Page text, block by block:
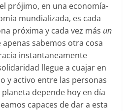
prójimo, en una economía-
mundializada, es cada
próxima y cada vez más un
apenas sabemos otra cosa
instantaneamente
llegue a cuajar en
y activo entre las personas
depende hoy en día
capaces de dar a esta